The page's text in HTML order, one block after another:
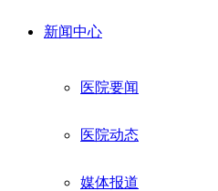
新闻中心
医院要闻
医院动态
媒体报道